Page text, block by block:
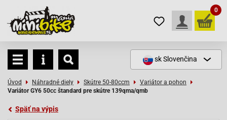
0
skSlovenčina
Úvod Náhradné diely Skútre 50-80ccm
Variátor a pohon
Variátor GY6 50cc štandard pre skútre 139qma/qmb
Späť na výpis